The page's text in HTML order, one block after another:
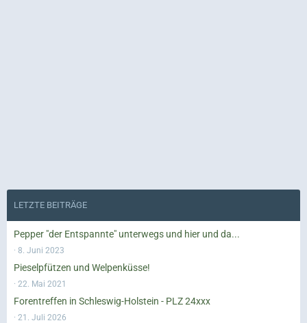
LETZTE BEITRÄGE
Pepper "der Entspannte" unterwegs und hier und da...
8. Juni 2023
Pieselpfützen und Welpenküsse!
22. Mai 2021
Forentreffen in Schleswig-Holstein - PLZ 24xxx
21. Juli 2026